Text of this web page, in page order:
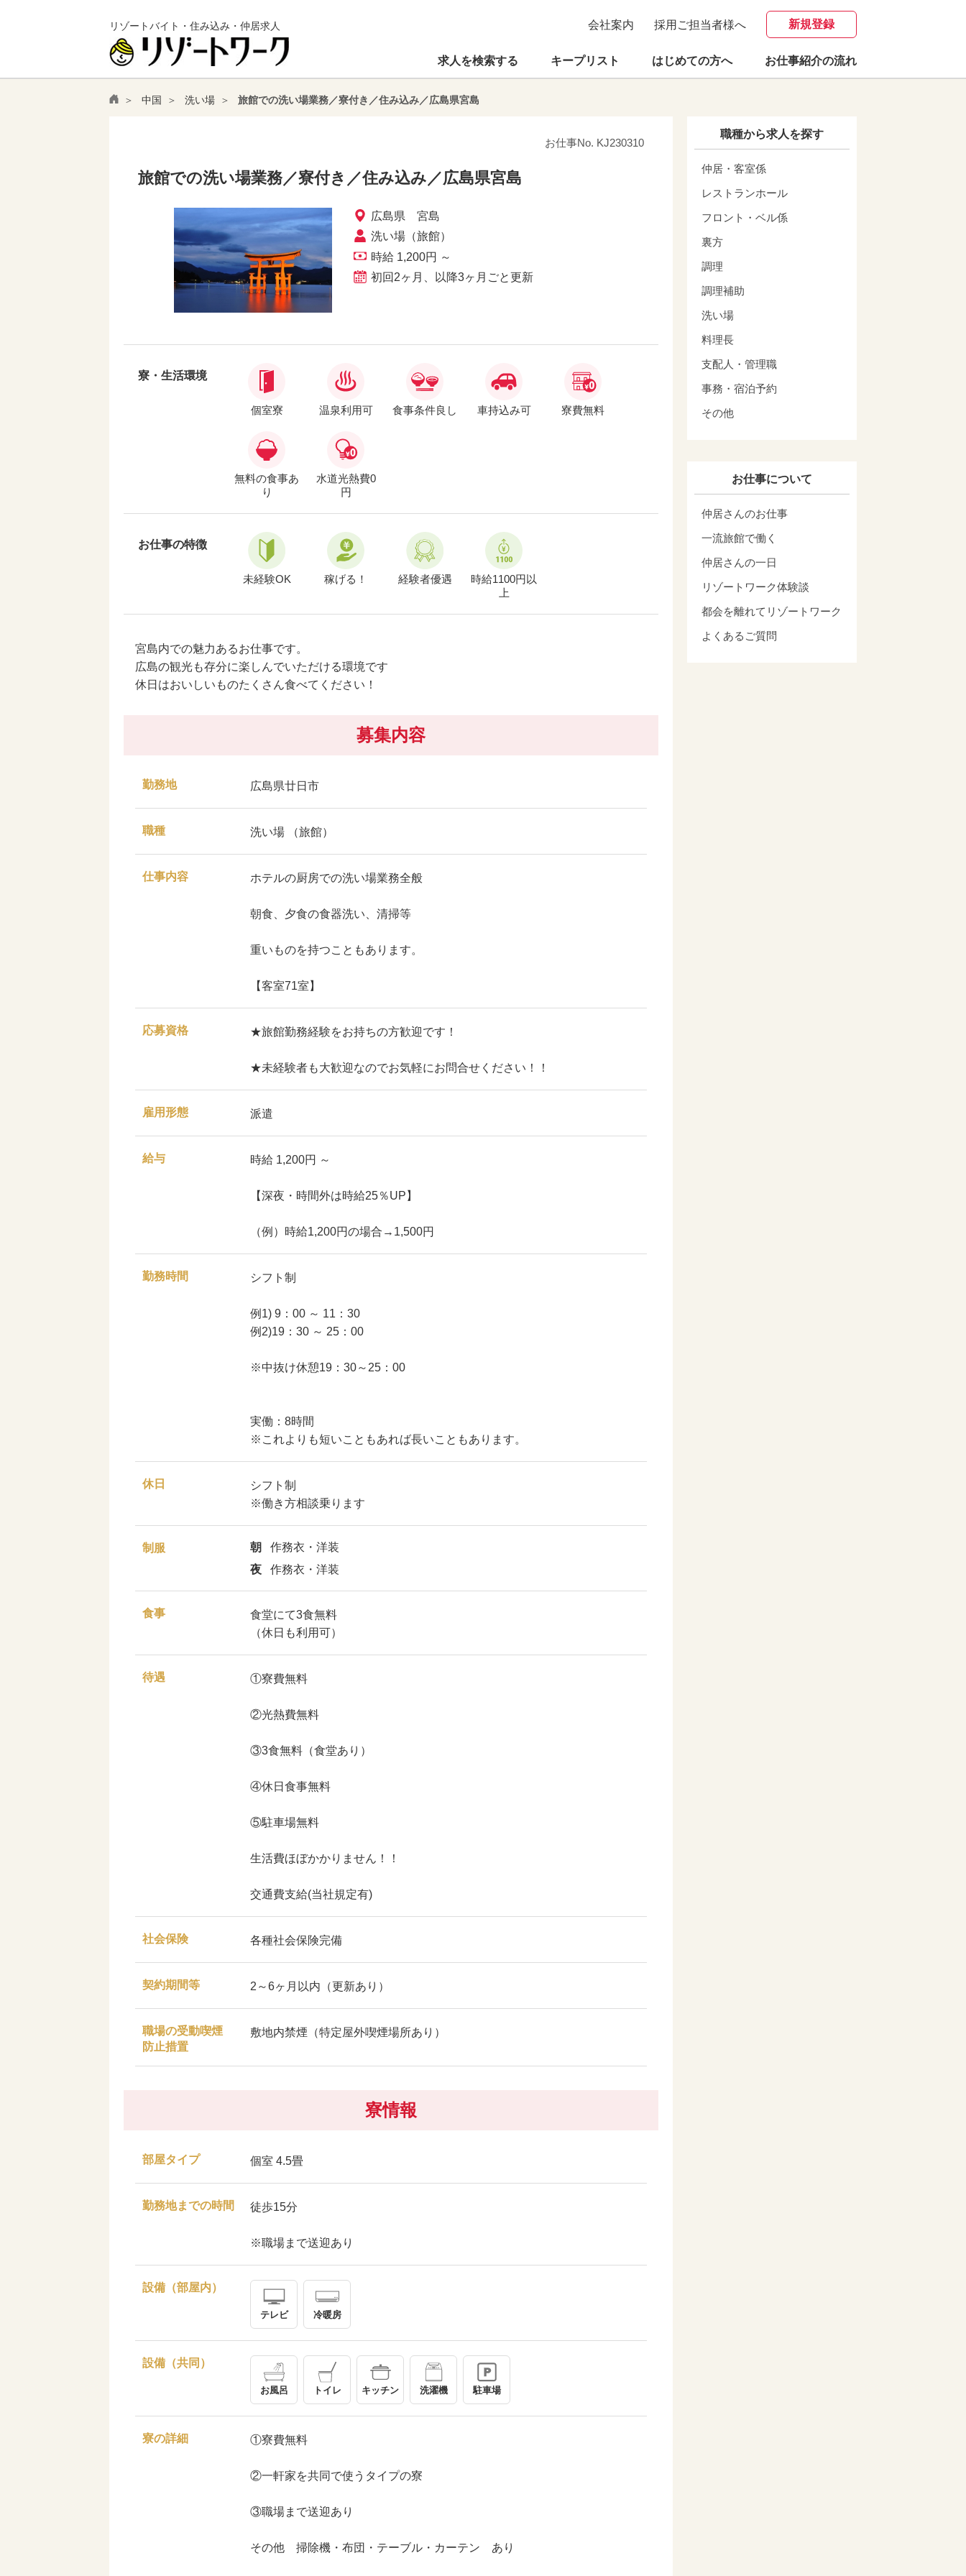
リゾートバイト・住み込み・仲居求人 会社案内 採用ご担当者様へ 新規登録
求人を検索する キープリスト はじめての方へ お仕事紹介の流れ
中国 洗い場 旅館での洗い場業務／寮付き／住み込み／広島県宮島
お仕事No. KJ230310
旅館での洗い場業務／寮付き／住み込み／広島県宮島
広島県 宮島
洗い場（旅館）
時給 1,200円 ～
初回2ヶ月、以降3ヶ月ごと更新
寮・生活環境
個室寮 温泉利用可 食事条件良し 車持込み可 寮費無料
無料の食事あ
り
水道光熱費0
円
お仕事の特徴
未経験OK 稼げる！ 経験者優遇
時給1100円以
上
宮島内での魅力あるお仕事です。
広島の観光も存分に楽しんでいただける環境です
休日はおいしいものたくさん食べてください！
募集内容
勤務地 広島県廿日市
職種 洗い場 （旅館）
仕事内容 ホテルの厨房での洗い場業務全般
朝食、夕食の食器洗い、清掃等
重いものを持つこともあります。
【客室71室】
応募資格 ★旅館勤務経験をお持ちの方歓迎です！
★未経験者も大歓迎なのでお気軽にお問合せください！！
雇用形態 派遣
給与 時給 1,200円 ～
【深夜・時間外は時給25％UP】
（例）時給1,200円の場合→1,500円
勤務時間 シフト制
例1) 9：00 ～ 11：30
例2)19：30 ～ 25：00
※中抜け休憩19：30～25：00
実働：8時間
※これよりも短いこともあれば長いこともあります。
休日
シフト制
※働き方相談乗ります
制服 朝
作務衣・洋装
夜
作務衣・洋装
食事
食堂にて3食無料
（休日も利用可）
待遇 ①寮費無料
②光熱費無料
③3食無料（食堂あり）
④休日食事無料
⑤駐車場無料
生活費ほぼかかりません！！
交通費支給(当社規定有)
社会保険 各種社会保険完備
契約期間等 2～6ヶ月以内（更新あり）
職場の受動喫煙
防止措置
敷地内禁煙（特定屋外喫煙場所あり）
寮情報
部屋タイプ 個室 4.5畳
勤務地までの時間 徒歩15分
※職場まで送迎あり
設備（部屋内）
テレビ 冷暖房
設備（共同）
お風呂 トイレ キッチン 洗濯機 駐車場
寮の詳細 ①寮費無料
②一軒家を共同で使うタイプの寮
③職場まで送迎あり
その他 掃除機・布団・テーブル・カーテン あり
職種から求人を探す
仲居・客室係
レストランホール
フロント・ベル係
裏方
調理
調理補助
洗い場
料理長
支配人・管理職
事務・宿泊予約
その他
お仕事について
仲居さんのお仕事
一流旅館で働く
仲居さんの一日
リゾートワーク体験談
都会を離れてリゾートワーク
よくあるご質問